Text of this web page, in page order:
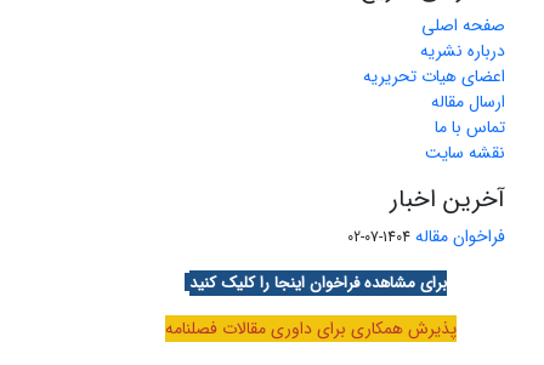
صفحه اصلی
درباره نشریه
اعضای هیات تحریریه
ارسال مقاله
تماس با ما
نقشه سایت
آخرین اخبار
فراخوان مقاله 1404-07-02
برای مشاهده فراخوان اینجا را کلیک کنید
پذیرش همکاری برای داوری مقالات فصلنامه